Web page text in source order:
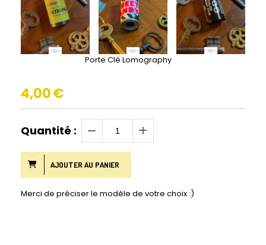
Porte Clé Lomography
4,00€
Quantité :
AJOUTER AU PANIER
Merci de préciser le modèle de votre choix :)